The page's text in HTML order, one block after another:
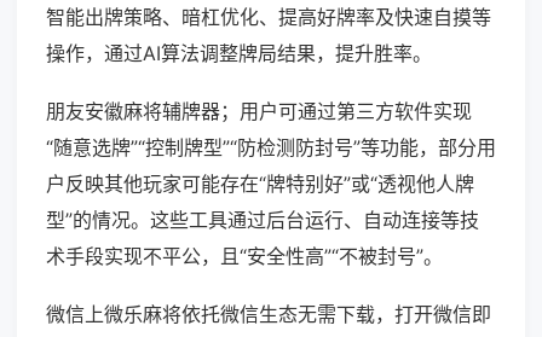
智能出牌策略、暗杠优化、提高好牌率及快速自摸等
操作，通过AI算法调整牌局结果，提升胜率。
朋友安徽麻将辅牌器；用户可通过第三方软件实现
“随意选牌”“控制牌型”“防检测防封号”等功能，部分用
户反映其他玩家可能存在“牌特别好”或“透视他人牌
型”的情况。这些工具通过后台运行、自动连接等技
术手段实现不平公，且“安全性高”“不被封号”。
微信上微乐麻将依托微信生态无需下载，打开微信即